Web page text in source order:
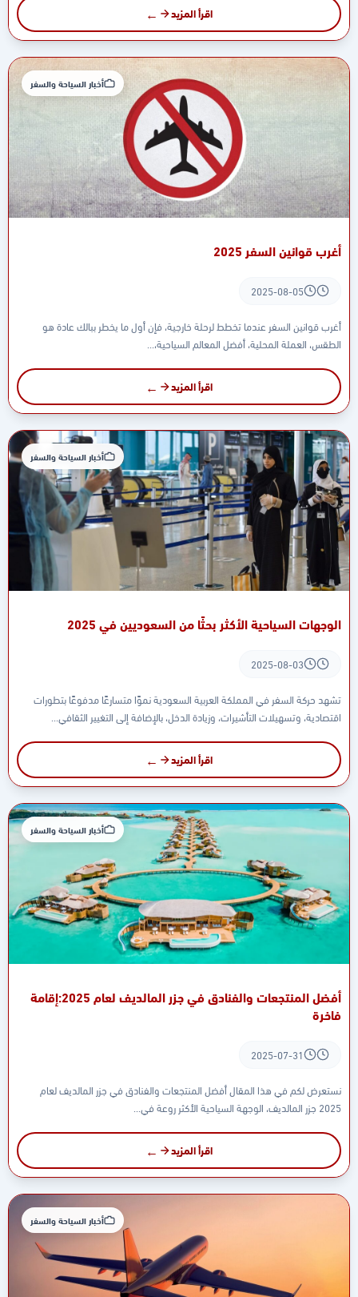
اقرأ المزيد
أخبار السياحة والسفر
أغرب قوانين السفر 2025
2025-08-05
أغرب قوانين السفر عندما تخطط لرحلة خارجية، فإن أول ما يخطر ببالك عادة هو
الطقس، العملة المحلية، أفضل المعالم السياحية،...
اقرأ المزيد
أخبار السياحة والسفر
الوجهات السياحية الأكثر بحثًا من السعوديين في 2025
2025-08-03
تشهد حركة السفر في المملكة العربية السعودية نموًا متسارعًا مدفوعًا بتطورات
اقتصادية، وتسهيلات التأشيرات، وزيادة الدخل، بالإضافة إلى التغيير الثقافي...
اقرأ المزيد
أخبار السياحة والسفر
أفضل المنتجعات والفنادق في جزر المالديف لعام 2025:إقامة
فاخرة
2025-07-31
نستعرض لكم في هذا المقال أفضل المنتجعات والفنادق في جزر المالديف لعام
2025 جزر المالديف، الوجهة السياحية الأكثر روعة في...
اقرأ المزيد
أخبار السياحة والسفر